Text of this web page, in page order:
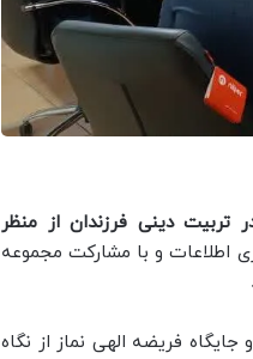
تربیت دینی فرزندان از منظر
اطلاعات و با مشارکت مجموعه
فریضه الهی نماز از نگاه